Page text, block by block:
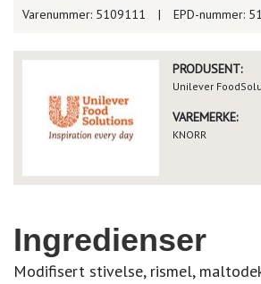
Varenummer: 5109111 | EPD-nummer:
PRODUSENT:
Unilever
VAREMERKE:
KNORR
Ingredienser
Modifisert stivelse, rismel,